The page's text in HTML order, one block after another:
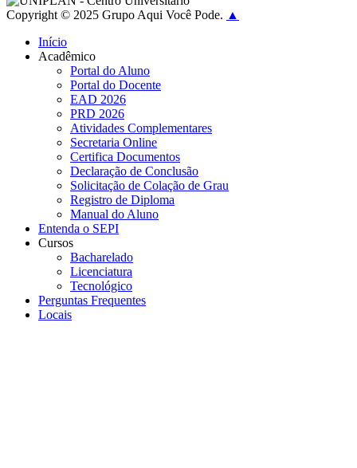
Copyright © 2025 Grupo Aqui Você Pode. ▲
Início
Acadêmico
Portal do Aluno
Portal do Docente
EAD 2026
PRD 2026
Atividades Complementares
Secretaria Online
Certifica Documentos
Declaração de Conclusão
Solicitação de Colação de Grau
Registro de Diploma
Manual do Aluno
Entenda o SEPI
Cursos
Bacharelado
Licenciatura
Tecnológico
Perguntas Frequentes
Locais